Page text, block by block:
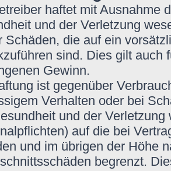
haftet mit Ausnahme
und der Verletzung
Schäden, die auf ein
sind. Dies gilt auch
Gewinn.
ist gegenüber
Verhalten oder bei
und der
auf die bei
und im übrigen der Höhe
begrenzt.